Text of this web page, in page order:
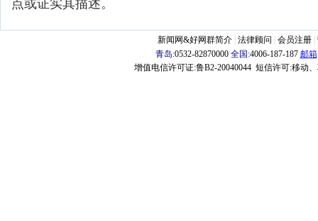
点或证实其描述。